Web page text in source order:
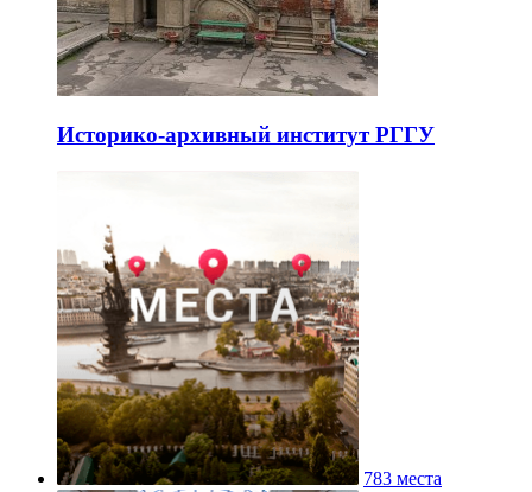
Историко-архивный институт РГГУ
783 места